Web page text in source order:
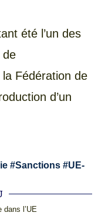
été l’un des
de
la Fédération de
d’un
#Sanctions #UE-
l’UE